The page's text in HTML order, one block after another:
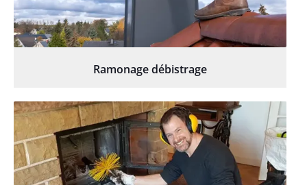
Ramonage débistrage